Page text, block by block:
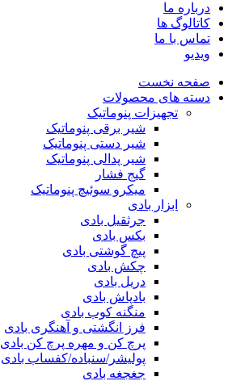
درباره ما
کاتالوگ ها
تماس با ما
ویدیو
صفحه نخست
دسته های محصولات
تجهیزات پنوماتیک
شیر برقی پنوماتیک
شیر دستی پنوماتیک
شیر پدالی پنوماتیک
گیج فشار
میکرو سوئیچ پنوماتیک
ابزار بادی
جرثقیل بادی
بکس بادی
پیچ گوشتی بادی
چکش بادی
دریل بادی
بادپاش بادی
منگنه کوب بادی
فرز انگشتی و آهنگری بادی
پرچ کن و مهره پرچ کن بادی
پولیشر/سنباده/کفساب بادی
جغجغه بادی